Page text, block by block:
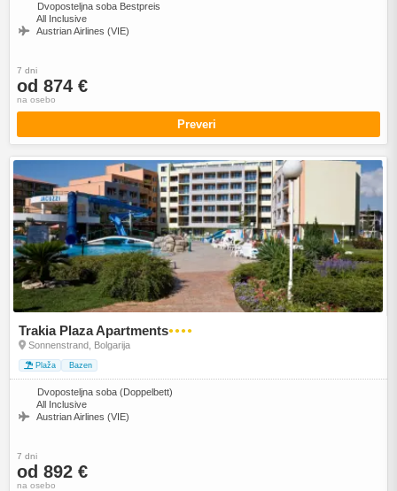
Dvoposteljna soba Bestpreis
All Inclusive
Austrian Airlines (VIE)
7 dni
od 874 €
na osebo
Preveri
Trakia Plaza Apartments●●●●
Sonnenstrand, Bolgarija
Plaža Bazen
Dvoposteljna soba (Doppelbett)
All Inclusive
Austrian Airlines (VIE)
7 dni
od 892 €
na osebo